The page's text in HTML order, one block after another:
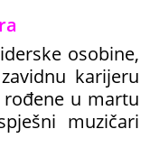
osobine,
karijeru
u martu
muzičari